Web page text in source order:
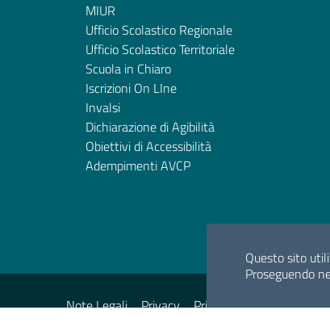
Questo sito
Proseguendo
MIUR
Ufficio Scolastico Regionale
Ufficio Scolastico Territoriale
Scuola in Chiaro
Iscrizioni On LIne
Invalsi
Dichiarazione di Agibilità
Obiettivi di Accessibilità
Adempimenti AVCP
Sezione Legale
Note Legali Privacy Privacy Policy Mappa